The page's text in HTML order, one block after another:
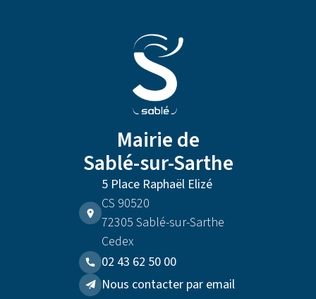
Mairie de
Sablé-sur-Sarthe
5 Place Raphaël Elizé
CS 90520
72305 Sablé-sur-Sarthe
Cedex
02 43 62 50 00
Nous contacter par email